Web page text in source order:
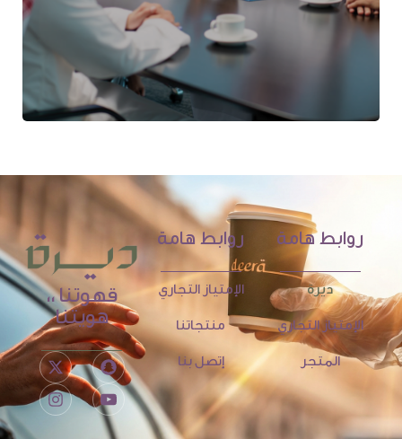
قهوتنا ،،
هويتنا
روابط هامة
ديرة
الإمتياز التجاري
المتجر
روابط هامة
الإمتياز التجاري
منتجاتنا
إتصل بنا